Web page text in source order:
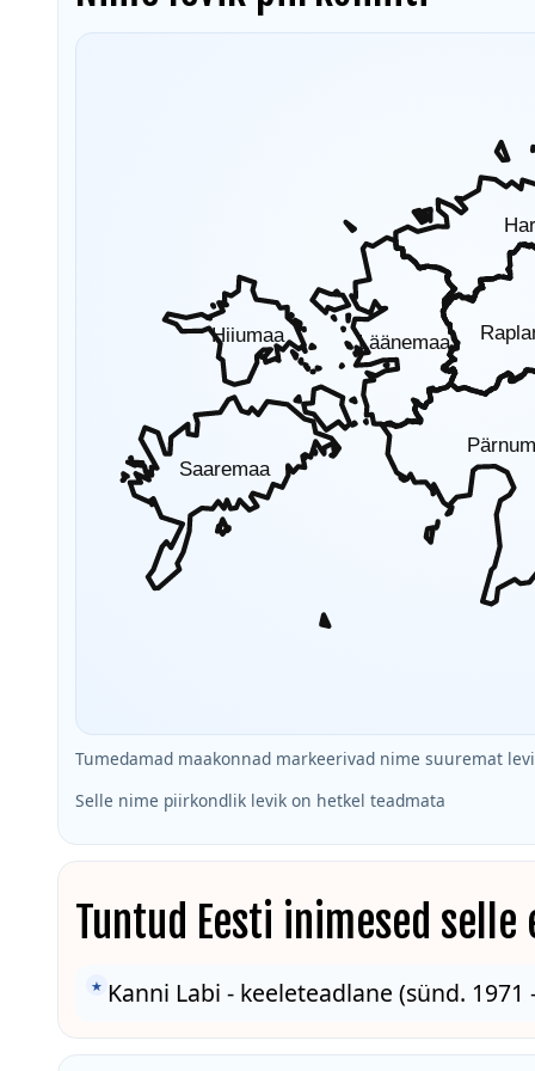
Hiiumaa
Saaremaa
Läänemaa
Tumedamad maakonnad markeerivad nime suuremat
Selle nime piirkondlik levik on hetkel teadmata
Tuntud Eesti inimesed selle
★ Kanni Labi - keeleteadlane (sünd. 1971